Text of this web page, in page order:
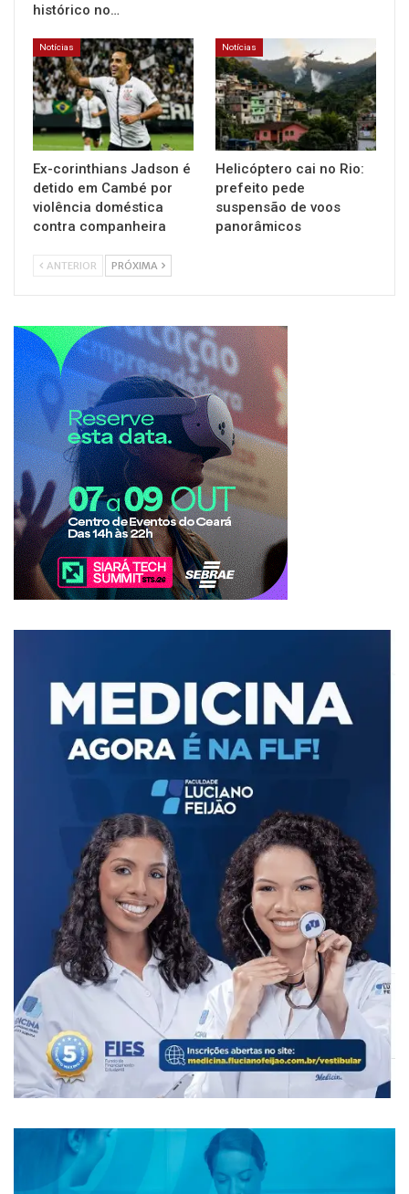
histórico no…
Notícias
Ex-corinthians Jadson é
detido em Cambé por
violência doméstica
contra companheira
Notícias
Helicóptero cai no Rio:
prefeito pede
suspensão de voos
panorâmicos
ANTERIOR PRÓXIMA